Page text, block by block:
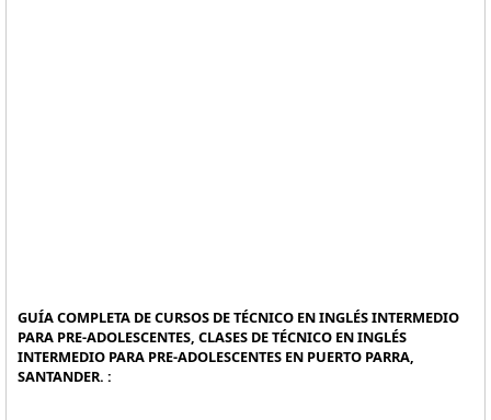
GUÍA COMPLETA DE CURSOS DE TÉCNICO EN INGLÉS INTERMEDIO
PARA PRE-ADOLESCENTES, CLASES DE TÉCNICO EN INGLÉS
INTERMEDIO PARA PRE-ADOLESCENTES EN PUERTO PARRA,
SANTANDER. :